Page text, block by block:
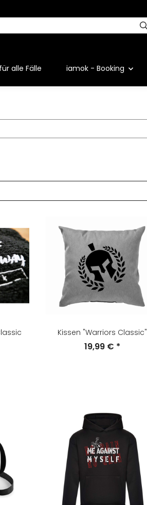
alle Fälle iamok - Booking
Kissen "Warriors Classic"
19,99 € *